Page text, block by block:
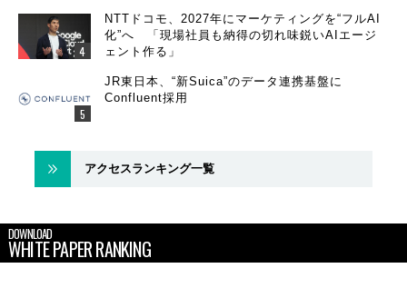
NTTドコモ、2027年にマーケティングを“フルAI
化”へ 「現場社員も納得の切れ味鋭いAIエージ
ェント作る」
JR東日本、“新Suica”のデータ連携基盤に
Confluent採用
アクセスランキング一覧
DOWNLOAD
WHITE PAPER RANKING